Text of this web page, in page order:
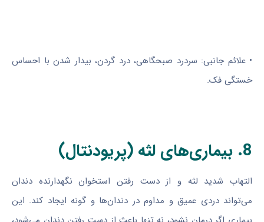
• علائم جانبی: سردرد صبحگاهی، درد گردن، بیدار شدن با احساس
خستگی فک.
8. بیماری‌های لثه (پریودنتال)
التهاب شدید لثه و از دست رفتن استخوان نگهدارنده دندان
می‌تواند دردی عمیق و مداوم در دندان‌ها و گونه ایجاد کند. این